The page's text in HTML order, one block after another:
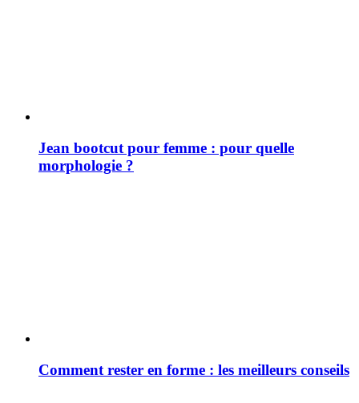
Jean bootcut pour femme : pour quelle
morphologie ?
Comment rester en forme : les meilleurs conseils